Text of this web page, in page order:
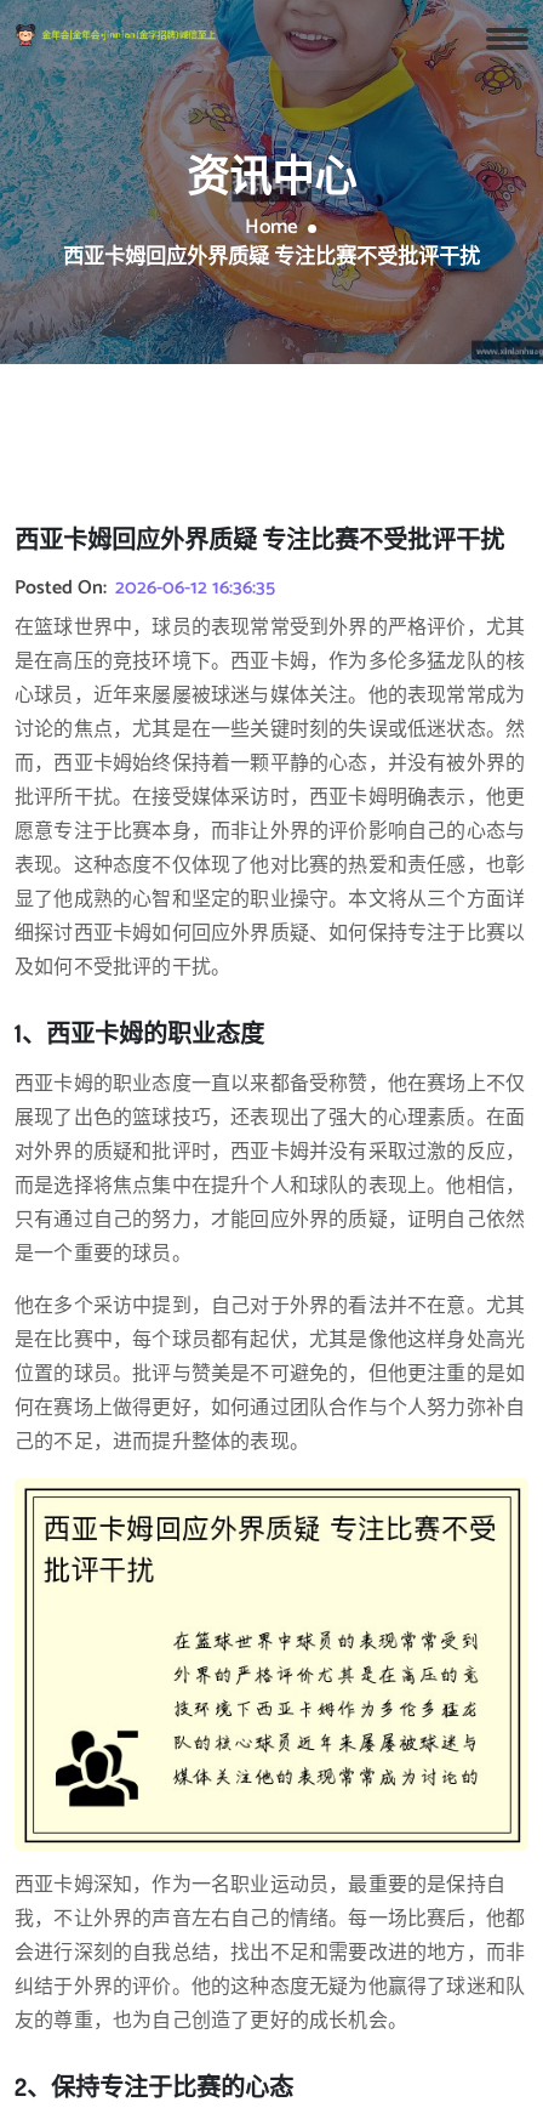
资讯中心
Home
西亚卡姆回应外界质疑 专注比赛不受批评干扰
西亚卡姆回应外界质疑 专注比赛不受批评干扰
Posted On: 2026-06-12 16:36:35
在篮球世界中，球员的表现常常受到外界的严格评价，尤其
是在高压的竞技环境下。西亚卡姆，作为多伦多猛龙队的核
心球员，近年来屡屡被球迷与媒体关注。他的表现常常成为
讨论的焦点，尤其是在一些关键时刻的失误或低迷状态。然
而，西亚卡姆始终保持着一颗平静的心态，并没有被外界的
批评所干扰。在接受媒体采访时，西亚卡姆明确表示，他更
愿意专注于比赛本身，而非让外界的评价影响自己的心态与
表现。这种态度不仅体现了他对比赛的热爱和责任感，也彰
显了他成熟的心智和坚定的职业操守。本文将从三个方面详
细探讨西亚卡姆如何回应外界质疑、如何保持专注于比赛以
及如何不受批评的干扰。
1、西亚卡姆的职业态度
西亚卡姆的职业态度一直以来都备受称赞，他在赛场上不仅
展现了出色的篮球技巧，还表现出了强大的心理素质。在面
对外界的质疑和批评时，西亚卡姆并没有采取过激的反应，
而是选择将焦点集中在提升个人和球队的表现上。他相信，
只有通过自己的努力，才能回应外界的质疑，证明自己依然
是一个重要的球员。
他在多个采访中提到，自己对于外界的看法并不在意。尤其
是在比赛中，每个球员都有起伏，尤其是像他这样身处高光
位置的球员。批评与赞美是不可避免的，但他更注重的是如
何在赛场上做得更好，如何通过团队合作与个人努力弥补自
己的不足，进而提升整体的表现。
西亚卡姆深知，作为一名职业运动员，最重要的是保持自
我，不让外界的声音左右自己的情绪。每一场比赛后，他都
会进行深刻的自我总结，找出不足和需要改进的地方，而非
纠结于外界的评价。他的这种态度无疑为他赢得了球迷和队
友的尊重，也为自己创造了更好的成长机会。
2、保持专注于比赛的心态